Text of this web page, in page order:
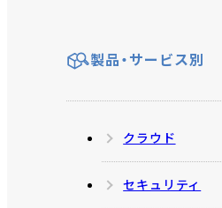
製品・サービス別
クラウド
セキュリティ